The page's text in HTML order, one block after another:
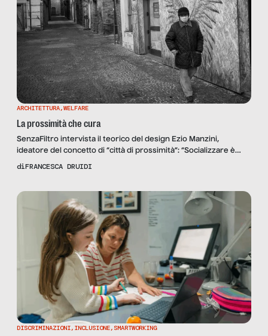
ARCHITETTURA,WELFARE
La prossimità che cura
SenzaFiltro intervista il teorico del design Ezio Manzini,
ideatore del concetto di “città di prossimità”: “Socializzare è
un’azione fondamentale. Si possono progettare ambienti
diFRANCESCA DRUIDI
DISCRIMINAZIONI, INCLUSIONE, SMARTWORKING